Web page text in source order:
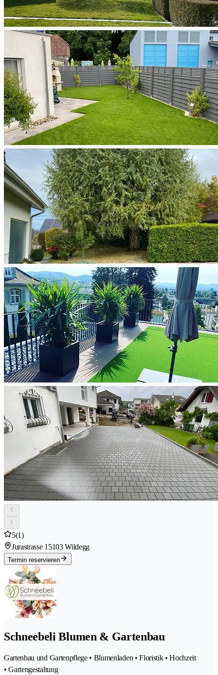
5(1)
Jurastrasse 1 5103 Wildegg
Termin reservieren
Schneebeli Blumen & Gartenbau
Gartenbau und Gartenpflege • Blumenladen • Floristik • Hochzeit
• Gartengestaltung